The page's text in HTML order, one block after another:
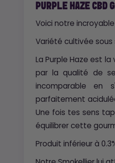
PURPLE HAZE CBD
Voici notre incroyable
Variété cultivée sous
La Purple Haze est
par la qualité de
incomparable en
parfaitement
Une fois tes sens
équilibrer cette
Produit inférieur à